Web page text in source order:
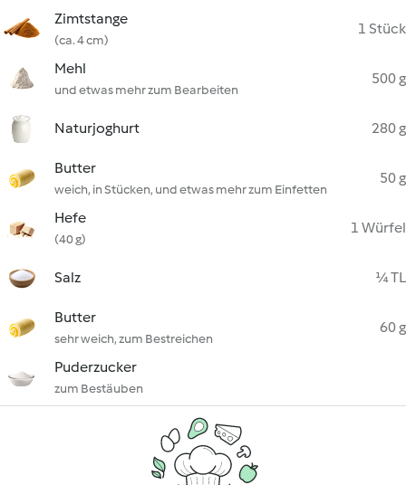
Zimtstange
(ca. 4 cm)
1 Stück
Mehl
und etwas mehr zum Bearbeiten
500 g
Naturjoghurt 280 g
Butter
weich, in Stücken, und etwas mehr zum Einfetten
50 g
Hefe
(40 g)
1 Würfel
Salz ¼ TL
Butter
sehr weich, zum Bestreichen
60 g
Puderzucker
zum Bestäuben